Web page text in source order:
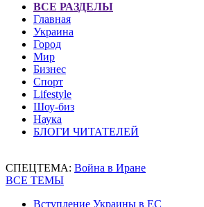
ВСЕ РАЗДЕЛЫ
Главная
Украина
Город
Мир
Бизнес
Спорт
Lifestyle
Шоу-биз
Наука
БЛОГИ ЧИТАТЕЛЕЙ
СПЕЦТЕМА: Война в Иране
ВСЕ ТЕМЫ
Вступление Украины в ЕС